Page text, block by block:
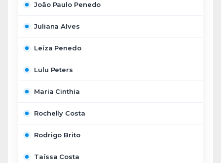
João Paulo Penedo
Juliana Alves
Leíza Penedo
Lulu Peters
Maria Cinthia
Rochelly Costa
Rodrigo Brito
Taíssa Costa